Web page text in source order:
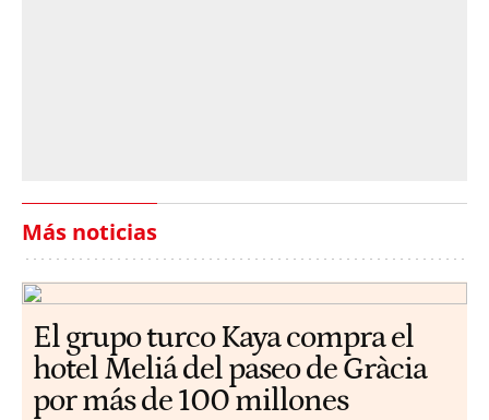
Más noticias
El grupo turco Kaya compra el
hotel Meliá del paseo de Gràcia
por más de 100 millones